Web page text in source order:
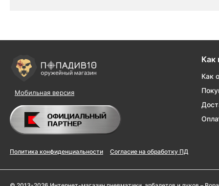
Мобильная версия
Политика конфиденциальности Согласие на обработку ПД
Как
Как